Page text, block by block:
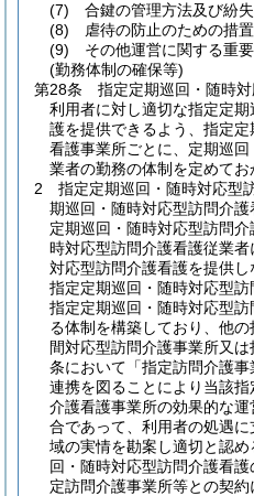
(7)
合鍵の管理方法及び紛
(8)
虐待の防止のための措
(9)
その他運営に関する重
(勤務体制の確保等)
第28条
指定定期巡回・随時
利用者に対し適切な指定定
護を提供できるよう、指定
看護事業所ごとに、定期巡
業者の勤務の体制を定めてお
2
指定定期巡回・随時対応型
期巡回・随時対応型訪問介
定期巡回・随時対応型訪問
時対応型訪問介護看護従業
対応型訪問介護看護を提供し
指定定期巡回・随時対応型
指定定期巡回・随時対応型
る体制を構築しており、他
間対応型訪問介護事業所又
条において「指定訪問介護
連携を図ることにより当該
介護看護事業所の効果的な
合であって、利用者の処遇
域の実情を勘案し適切と認
回・随時対応型訪問介護看
定訪問介護事業所等との契